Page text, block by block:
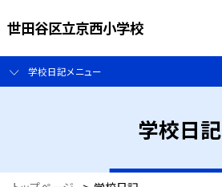
世田谷区立京西小学校
学校日記メニュー
学校日記